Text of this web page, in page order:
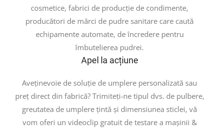
cosmetice, fabrici de producție de condimente,
producători de mărci de pudre sanitare care caută
echipamente automate, de încredere pentru
îmbutelierea pudrei.
Apel la acțiune
Aveținevoie de soluție de umplere personalizată sau
preț direct din fabrică? Trimiteți-ne tipul dvs. de pulbere,
greutatea de umplere țintă și dimensiunea sticlei, vă
vom oferi un videoclip gratuit de testare a mașinii &